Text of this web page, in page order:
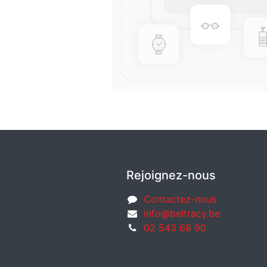
Rejoignez-nous
Contactez-nous
info@beltracy.be
02 543 68 90